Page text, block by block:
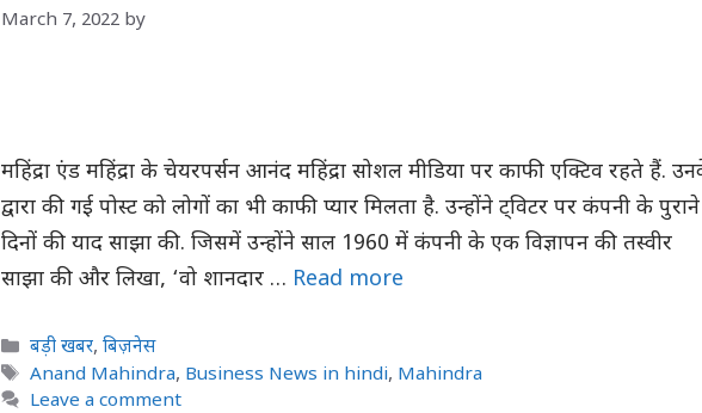
March 7, 2022 by
महिंद्रा एंड महिंद्रा के चेयरपर्सन आनंद महिंद्रा सोशल मीडिया पर काफी एक्टिव रहते हैं.
द्वारा की गई पोस्ट को लोगों का भी काफी प्यार मिलता है. उन्होंने ट्विटर पर कंपनी के पुराने
दिनों की याद साझा की. जिसमें उन्होंने साल 1960 में कंपनी के एक विज्ञापन की तस्वीर
साझा की और लिखा, ‘वो शानदार … Read more
Categories
बड़ी खबर,बिज़नेस
Tags
Anand Mahindra, Business News in hindi, Mahindra
Leave a comment